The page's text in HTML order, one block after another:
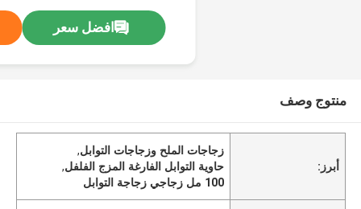
افضل سعر
منتوج وصف
أبرز:
زجاجات الملح وزجاجات التوابل,
حاوية التوابل الفارغة المزج الفلفل,
100 مل زجاجي زجاجة التوابل